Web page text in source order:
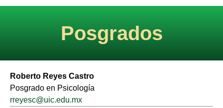
Posgrados
Roberto Reyes Castro
Posgrado en Psicología
rreyesc@uic.edu.mx